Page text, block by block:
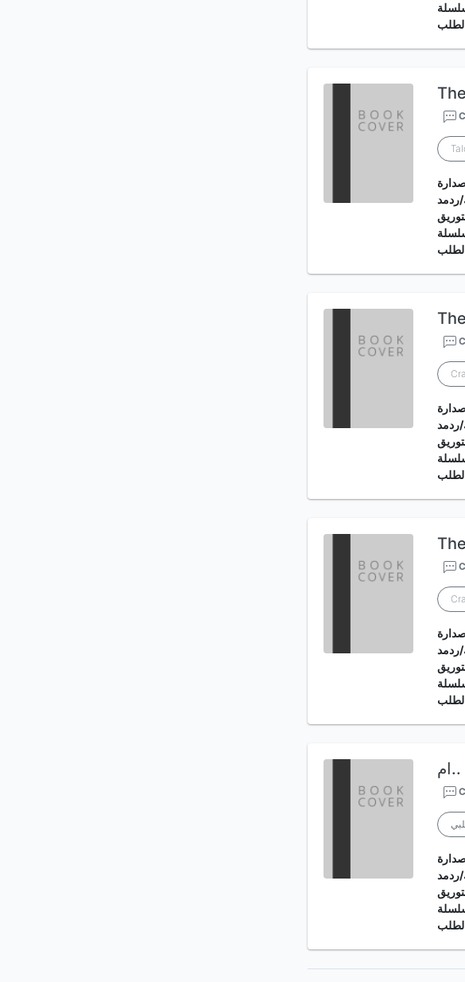
ردمد
ردمد
ردمد
ردمد